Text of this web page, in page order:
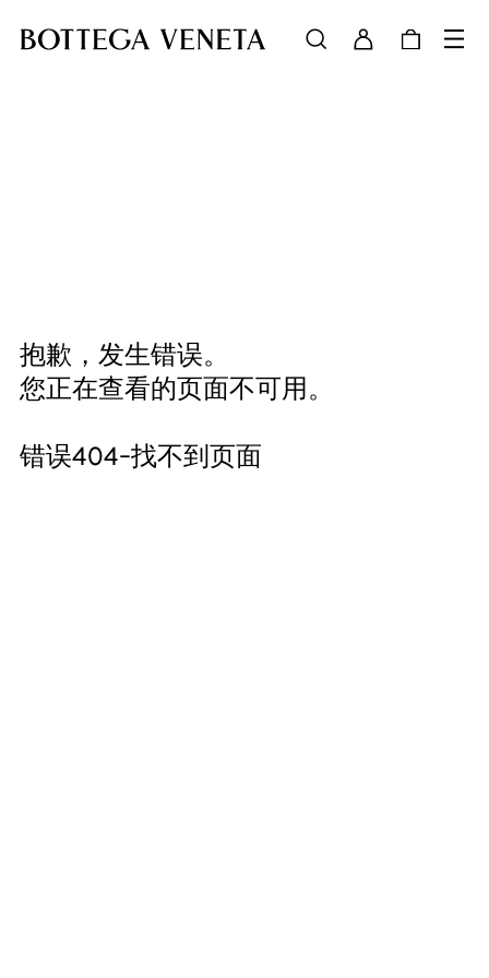
抱歉，发生错误。
您正在查看的页面不可用。
错误404-找不到页面